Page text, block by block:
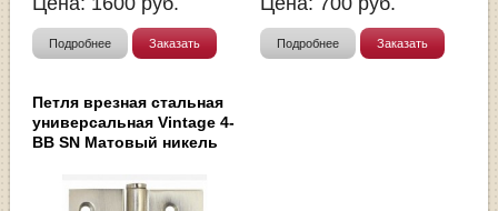
Подробнее Заказать Подробнее Заказать
Петля врезная стальная
универсальная Vintage 4-
BB SN Матовый никель